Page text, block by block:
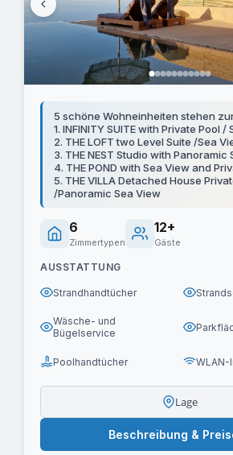
5 schöne Wohneinheiten stehen
1. INFINITY SUITE with Private Pool /
2. THE LOFT two Level Suite /Sea
3. THE NEST Studio with Panoramic
4. THE POND with Sea View and
5. THE VILLA Detached House
/Panoramic Sea View
6
Zimmertypen
12+
Gäste
AUSSTATTUNG
Strandhandtücher
Wäsche- und
Bügelservice
Poolhandtücher WLAN-
Lage
Beschreibung &